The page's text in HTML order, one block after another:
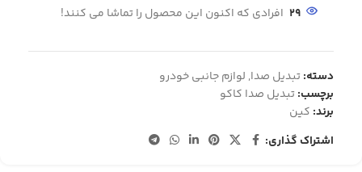
29 افرادی که اکنون این محصول را تماشا می کنند!
دسته:تبدیل صدا, لوازم جانبی خودرو
برچسب:تبدیل صدا کاکو
برند: کین
اشتراک گذاری: